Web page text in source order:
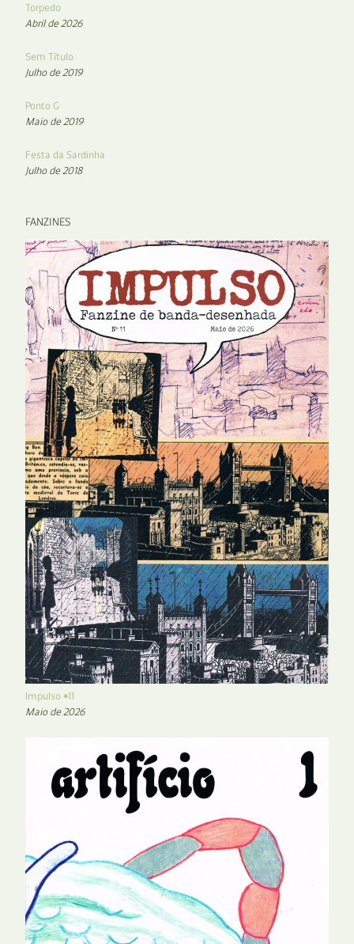
Torpedo
Abril de 2026
Sem Título
Julho de 2019
Ponto G
Maio de 2019
Festa da Sardinha
Julho de 2018
FANZINES
Impulso #11
Maio de 2026